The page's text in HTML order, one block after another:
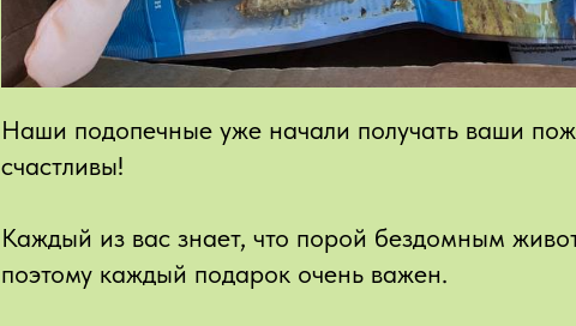
Наши подопечные уже начали получать ваши
счастливы!
Каждый из вас знает, что порой бездомным
поэтому каждый подарок очень важен.